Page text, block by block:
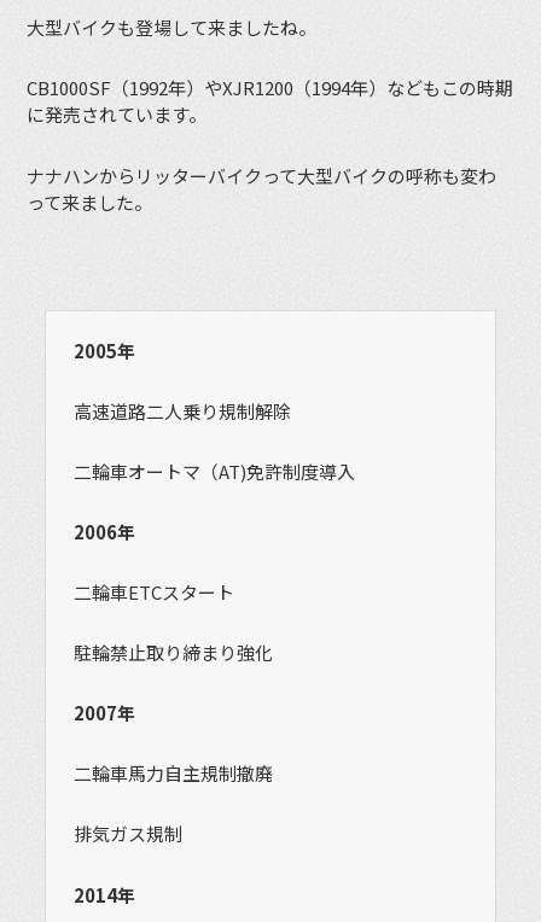
大型バイクも登場して来ましたね。
CB1000SF（1992年）やXJR1200（1994年）などもこの時期
に発売されています。
ナナハンからリッターバイクって大型バイクの呼称も変わ
って来ました。
2005年
高速道路二人乗り規制解除
二輪車オートマ（AT)免許制度導入
2006年
二輪車ETCスタート
駐輪禁止取り締まり強化
2007年
二輪車馬力自主規制撤廃
排気ガス規制
2014年